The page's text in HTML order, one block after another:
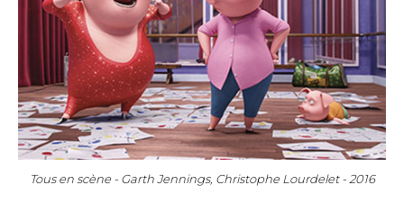
Tous en scène - Garth Jennings, Christophe Lourdelet - 2016